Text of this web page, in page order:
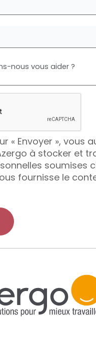
« Envoyer », vous
à stocker et
soumises
fournisse le